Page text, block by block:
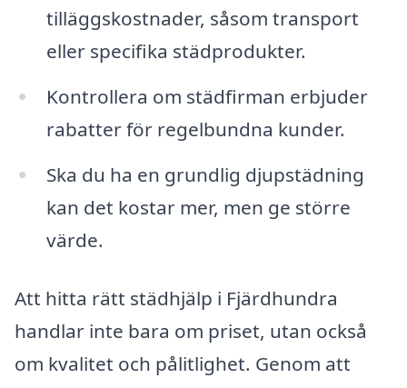
tilläggskostnader, såsom transport
eller specifika städprodukter.
Kontrollera om städfirman erbjuder
rabatter för regelbundna kunder.
Ska du ha en grundlig djupstädning
kan det kostar mer, men ge större
värde.
Att hitta rätt städhjälp i Fjärdhundra
handlar inte bara om priset, utan också
om kvalitet och pålitlighet. Genom att